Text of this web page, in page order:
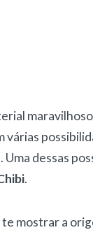
várias
Uma dessas
.
mostrar a